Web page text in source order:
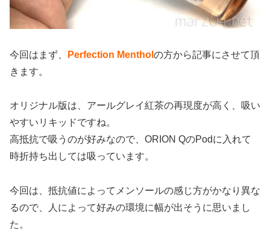
今回はまず、 Perfection Menthol の方から記事にさせて頂
きます。
オリジナル版は、アールグレイ紅茶の再現度が高く、吸い
やすいリキッドですね。
高抵抗で吸うのが好みなので、ORION QのPodに入れて
時折持ち出しては吸っています。
今回は、抵抗値によってメンソールの感じ方がかなり異な
るので、人によって好みの環境に幅が出そうに思いまし
た。